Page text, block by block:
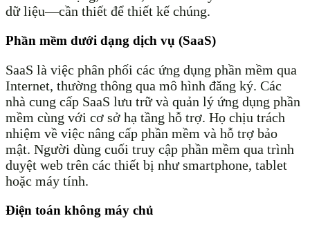
dữ liệu—cần thiết để thiết kế chúng.
Phần mềm dưới dạng dịch vụ (SaaS)
SaaS là việc phân phối các ứng dụng phần mềm qua
Internet, thường thông qua mô hình đăng ký. Các
nhà cung cấp SaaS lưu trữ và quản lý ứng dụng phần
mềm cùng với cơ sở hạ tầng hỗ trợ. Họ chịu trách
nhiệm về việc nâng cấp phần mềm và hỗ trợ bảo
mật. Người dùng cuối truy cập phần mềm qua trình
duyệt web trên các thiết bị như smartphone, tablet
hoặc máy tính.
Điện toán không máy chủ